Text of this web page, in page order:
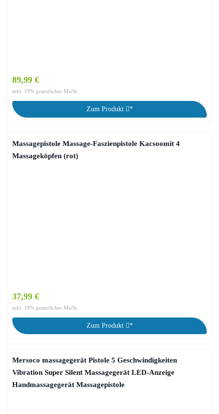
89,99 €
inkl. 19% gesetzlicher MwSt.
Zum Produkt *
Massagepistole Massage-Faszienpistole Kacsoomit 4
Massageköpfen (rot)
37,99 €
inkl. 19% gesetzlicher MwSt.
Zum Produkt *
Mersoco massagegerät Pistole 5 Geschwindigkeiten
Vibration Super Silent Massagegerät LED-Anzeige
Handmassagegerät Massagepistole